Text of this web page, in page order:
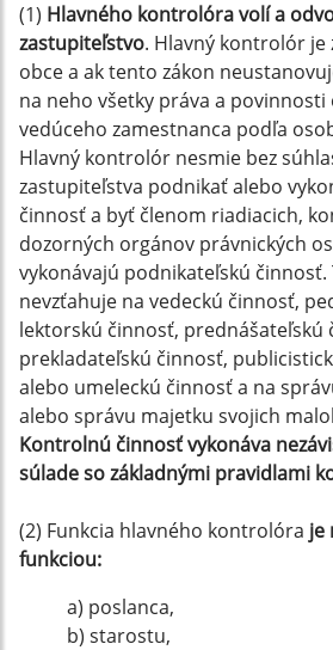
(1) Hlavného kontrolóra volí a
zastupiteľstvo. Hlavný kontrolór je
obce a ak tento zákon
na neho všetky práva a
vedúceho zamestnanca podľa
Hlavný kontrolór nesmie bez
zastupiteľstva podnikať alebo
činnosť a byť členom riadiacich,
dozorných orgánov právnických
vykonávajú podnikateľskú činnosť.
nevzťahuje na vedeckú činnosť,
lektorskú činnosť, prednášateľskú
prekladateľskú činnosť,
alebo umeleckú činnosť a na
alebo správu majetku svojich
Kontrolnú činnosť vykonáva
súlade so základnými pravidlami
(2) Funkcia hlavného kontrolóra je
funkciou:
a) poslanca,
b) starostu,